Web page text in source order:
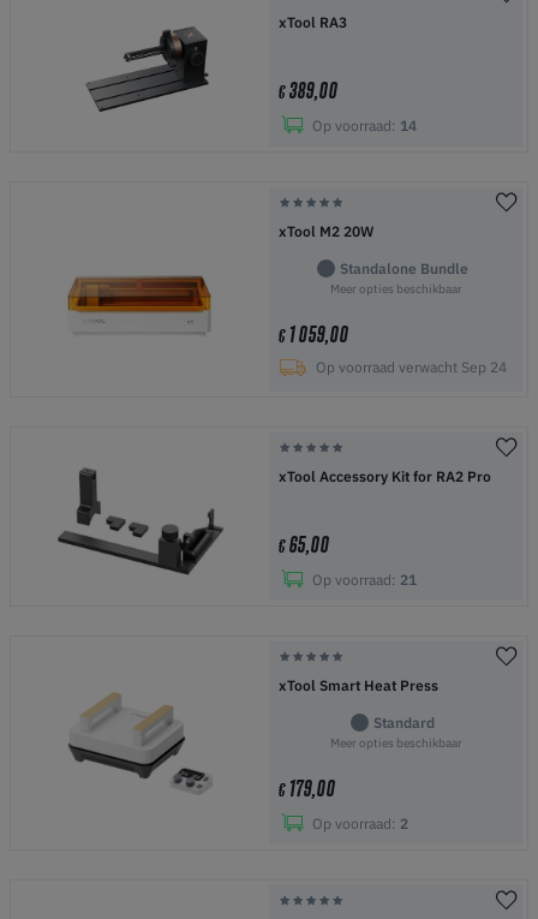
xTool RA3
€389,00
Op voorraad: 14
xTool M2 20W
Standalone Bundle
Meer opties beschikbaar
€1 059,00
Op voorraad verwacht Sep 24
xTool Accessory Kit for RA2 Pro
€65,00
Op voorraad: 21
xTool Smart Heat Press
Standard
Meer opties beschikbaar
€179,00
Op voorraad: 2